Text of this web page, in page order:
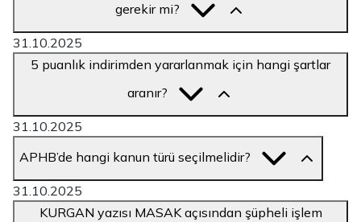
gerekir mi?
31.10.2025
5 puanlık indirimden yararlanmak için hangi şartlar
aranır?
31.10.2025
APHB’de hangi kanun türü seçilmelidir?
31.10.2025
KURGAN yazısı MASAK açısından şüpheli işlem